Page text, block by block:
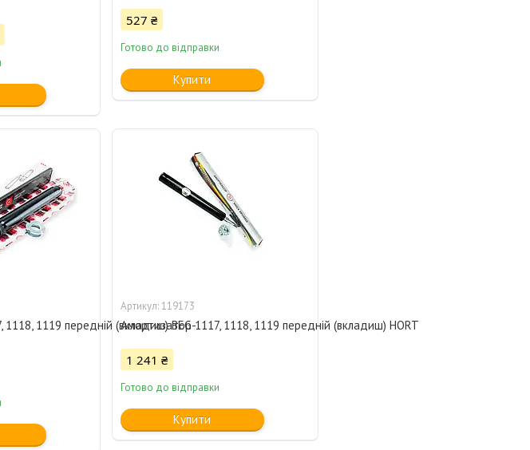
527 ₴
Готово до відправки
Купити
1118, 1119 передній (вкладиш) BEG-
119173
Амортизатор 1117, 1118, 1119 передній (вкладиш) HORT
1 241 ₴
Готово до відправки
Купити